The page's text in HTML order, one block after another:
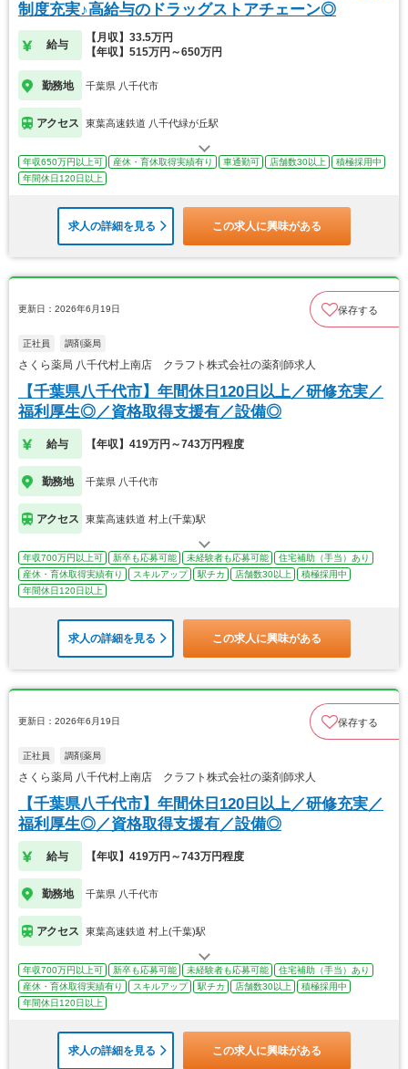
制度充実♪高給与のドラッグストアチェーン◎
給与
【月収】33.5万円
【年収】515万円～650万円
勤務地 千葉県 八千代市
アクセス 東葉高速鉄道 八千代緑が丘駅
年収650万円以上可 産休・育休取得実績有り 車通勤可 店舗数30以上
積極採用中
年間休日120日以上
求人の詳細を見る この求人に興味がある
更新日：2026年6月19日 保存する
正社員 調剤薬局
さくら薬局 八千代村上南店 クラフト株式会社の薬剤師求人
【千葉県八千代市】年間休日120日以上／研修充実／
福利厚生◎／資格取得支援有／設備◎
給与 【年収】419万円～743万円程度
勤務地 千葉県 八千代市
アクセス 東葉高速鉄道 村上(千葉)駅
年収700万円以上可 新卒も応募可能 未経験者も応募可能
住宅補助（手当）あり
産休・育休取得実績有り
スキルアップ 駅チカ 店舗数30以上
積極採用中
年間休日120日以上
求人の詳細を見る この求人に興味がある
更新日：2026年6月19日 保存する
正社員 調剤薬局
さくら薬局 八千代村上南店 クラフト株式会社の薬剤師求人
【千葉県八千代市】年間休日120日以上／研修充実／
福利厚生◎／資格取得支援有／設備◎
給与 【年収】419万円～743万円程度
勤務地 千葉県 八千代市
アクセス 東葉高速鉄道 村上(千葉)駅
年収700万円以上可 新卒も応募可能 未経験者も応募可能
住宅補助（手当）あり
産休・育休取得実績有り
スキルアップ 駅チカ 店舗数30以上
積極採用中
年間休日120日以上
求人の詳細を見る この求人に興味がある